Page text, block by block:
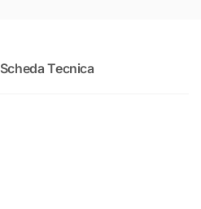
Scheda Tecnica